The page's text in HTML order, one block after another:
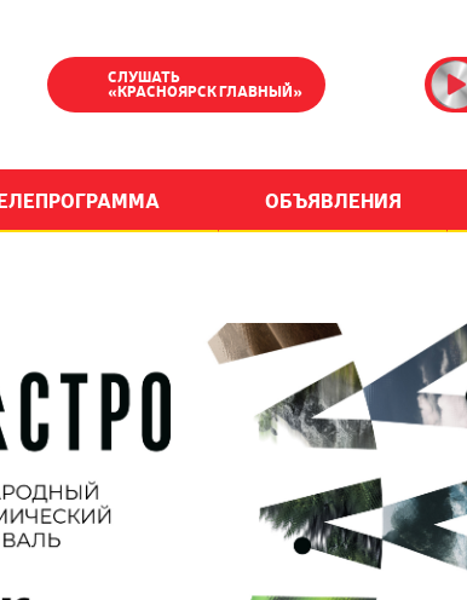
СЛУШАТЬ
«КРАСНОЯРСК ГЛАВНЫЙ»
ОБЪЯВЛЕНИЯ